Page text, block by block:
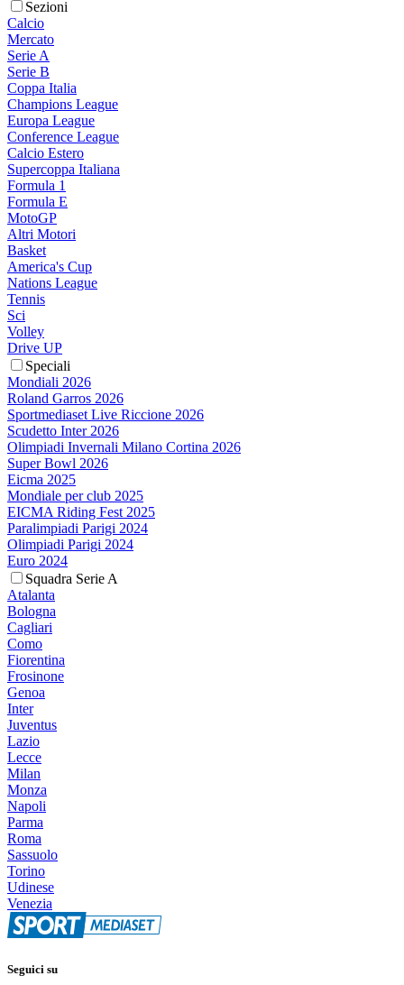
Sezioni
Calcio
Mercato
Serie A
Serie B
Coppa Italia
Champions League
Europa League
Conference League
Calcio Estero
Supercoppa Italiana
Formula 1
Formula E
MotoGP
Altri Motori
Basket
America's Cup
Nations League
Tennis
Sci
Volley
Drive UP
Speciali
Mondiali 2026
Roland Garros 2026
Sportmediaset Live Riccione 2026
Scudetto Inter 2026
Olimpiadi Invernali Milano Cortina 2026
Super Bowl 2026
Eicma 2025
Mondiale per club 2025
EICMA Riding Fest 2025
Paralimpiadi Parigi 2024
Olimpiadi Parigi 2024
Euro 2024
Squadra Serie A
Atalanta
Bologna
Cagliari
Como
Fiorentina
Frosinone
Genoa
Inter
Juventus
Lazio
Lecce
Milan
Monza
Napoli
Parma
Roma
Sassuolo
Torino
Udinese
Venezia
Seguici su